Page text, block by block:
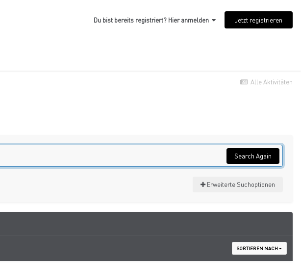
Du bist bereits registriert? Hier anmelden Jetzt registrieren
Alle Aktivitäten
Search Again
Erweiterte Suchoptionen
SORTIEREN NACH